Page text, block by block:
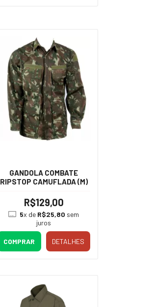
GANDOLA COMBATE
RIPSTOP CAMUFLADA (M)
R$129,00
5x de R$25,80 sem
juros
COMPRAR DETALHES